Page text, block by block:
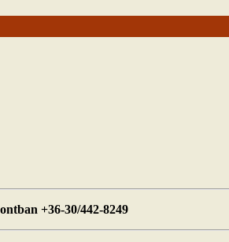
+36-30/442-8249